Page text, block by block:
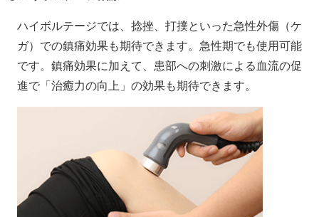
ハイボルテージでは、捻挫、打撲といった急性外傷（ケ
ガ）での鎮痛効果も期待できます。急性期でも使用可能
です。鎮痛効果に加えて、患部への刺激による血流の促
進で「治癒力の向上」の効果も期待できます。